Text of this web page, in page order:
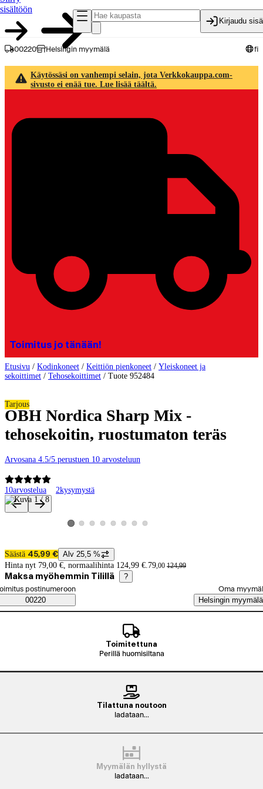
sisältöön
Kirjaudu
00220 Helsingin myymälä fi
Käytössäsi on vanhempi selain, jota Verkkokauppa.com-
sivusto ei enää tue. Lue lisää täältä.
Toimitus jo tänään!
Etusivu / Kodinkoneet / Keittiön pienkoneet / Yleiskoneet ja
sekoittimet / Tehosekoittimet / Tuote 952484
OBH Nordica Sharp Mix -
tehosekoitin, ruostumaton teräs
Arvosana 4.5/5 perustuen 10 arvosteluun
10arvostelua 2kysymystä
Tarjous
Tuotteen kuvat ja videot
Katso tuotekuva 1
Katso tuotekuva 2
Katso tuotekuva 3
Katso tuotekuva 4
Katso tuotekuva 5
Katso tuotekuva 6
Katso tuotekuva 7
Katso tuotekuva 8
Hintatiedot
Säästä 45,99 €
Alv 25,5 %
Hinta nyt 79,00 €, normaalihinta 124,99 €. 79,00 124,99
Maksa myöhemmin Tilillä ?
Saatavuustiedot
tilaustapa
postinumeroon
00220
Oma
Helsingin myymälä
Toimitettuna
Perillä huomisiltana
Tilattuna noutoon
ladataan...
Myymälän hyllystä
ladataan...